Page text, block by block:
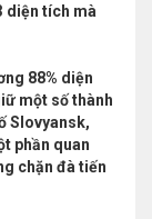
diện tích mà
88% diện
một số thành
Slovyansk,
phần quan
chặn đà tiến